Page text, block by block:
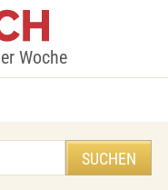
Woche